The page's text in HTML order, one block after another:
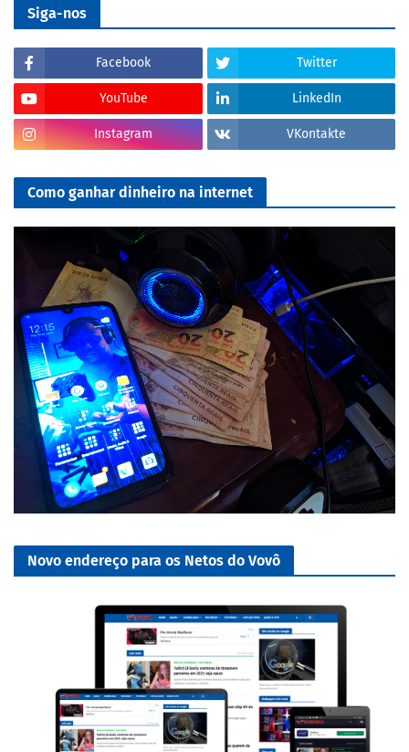
Siga-nos
Facebook Twitter
YouTube LinkedIn
Instagram VKontakte
Como ganhar dinheiro na internet
Novo endereço para os Netos do Vovô